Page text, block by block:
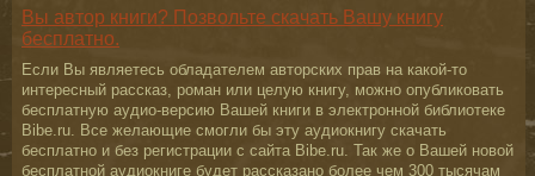
Вы автор книги? Позвольте скачать Вашу книгу
бесплатно.
Если Вы являетесь обладателем авторских прав на какой-то
интересный рассказ, роман или целую книгу, можно опубликовать
бесплатную аудио-версию Вашей книги в электронной библиотеке
Bibe.ru. Все желающие смогли бы эту аудиокнигу скачать
бесплатно и без регистрации с сайта Bibe.ru. Так же о Вашей новой
бесплатной аудиокниге будет рассказано более чем 300 тысячам